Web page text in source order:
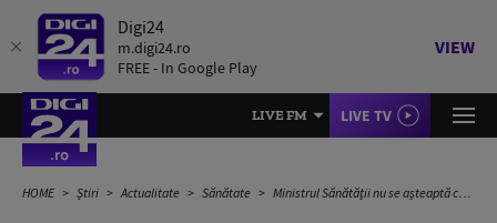
Digi24
m.digi24.ro
FREE - In Google Play
VIEW
LIVE FM LIVE TV
HOME Știri Actualitate Sănătate Ministrul Sănătății nu se așteaptă ca după sărbători numărul cazurilor să crească, dar pregătește extinderea secțiilor ATI